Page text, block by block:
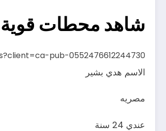
شاهد محطات قوية
pub-0552476612244730
الاسم هدي بشير
مصريه
عندي 24 سنة